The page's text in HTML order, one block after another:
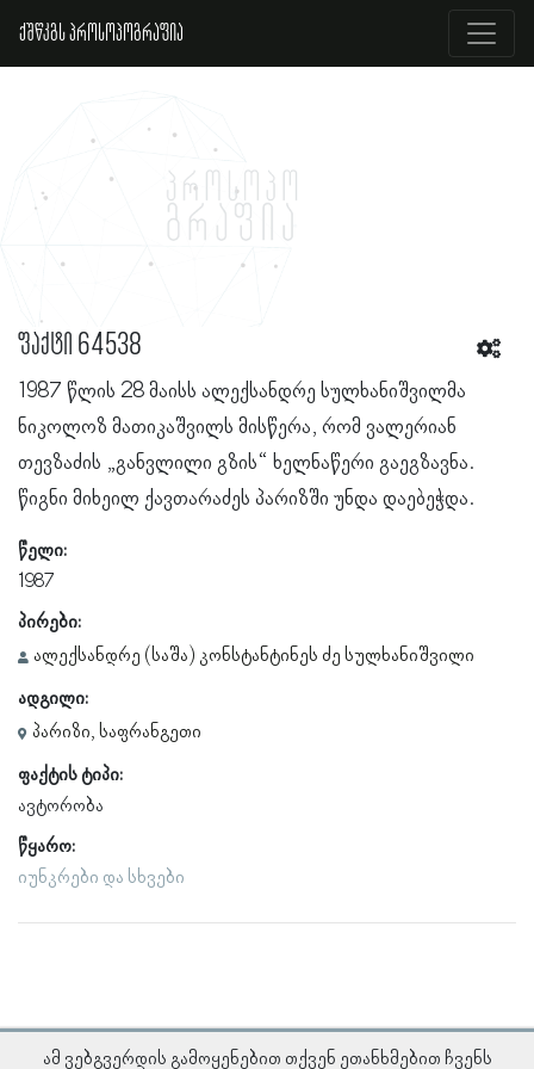
ქშწკგს პროსოპოგრაფია
ფაქტი 64538
1987 წლის 28 მაისს ალექსანდრე სულხანიშვილმა
ნიკოლოზ მათიკაშვილს მისწერა, რომ ვალერიან
თევზაძის „განვლილი გზის“ ხელნაწერი გაეგზავნა.
წიგნი მიხეილ ქავთარაძეს პარიზში უნდა დაებეჭდა.
წელი:
1987
პირები:
ალექსანდრე (საშა) კონსტანტინეს ძე სულხანიშვილი
ადგილი:
პარიზი, საფრანგეთი
ფაქტის ტიპი:
ავტორობა
წყარო:
იუნკრები და სხვები
ამ ვებგვერდის გამოყენებით თქვენ ეთანხმებით ჩვენს